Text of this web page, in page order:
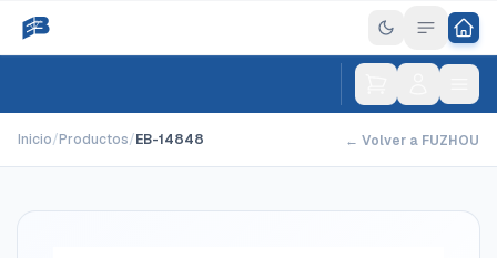
Inicio/Productos/EB-14848 ← Volver a FUZHOU